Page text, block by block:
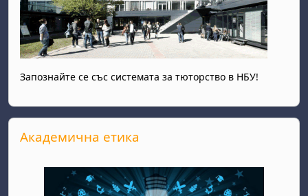
Запознайте се със системата за тюторство в НБУ!
Прескочи Академична етика
Академична етика